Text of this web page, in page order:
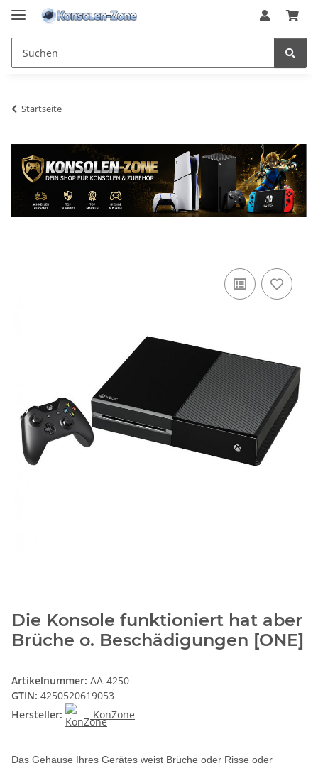
Startseite
Die Konsole funktioniert hat aber
Brüche o. Beschädigungen [ONE]
Artikelnummer: AA-4250
GTIN: 4250520619053
Hersteller:
KonZone
Das Gehäuse Ihres Gerätes weist Brüche oder Risse oder